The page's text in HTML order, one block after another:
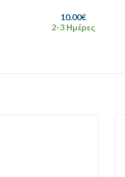
10.00€
2-3 Ημέρες